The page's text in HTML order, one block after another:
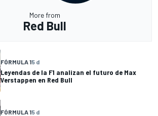
More from
Red Bull
FÓRMULA 15 d
Leyendas de la F1 analizan el futuro de Max
Verstappen en Red Bull
FÓRMULA 15 d